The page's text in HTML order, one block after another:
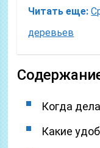
Читать еще:
деревьев
Когда
Какие